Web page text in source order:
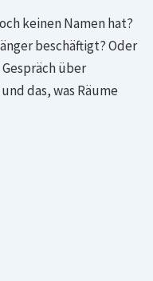
keinen Namen hat?
beschäftigt? Oder
über
das, was Räume